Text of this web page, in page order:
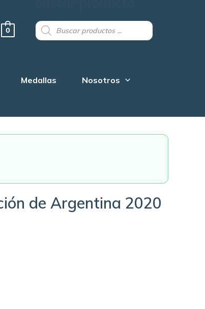
0
Products
search
Medallas Nosotros
de Argentina 2020